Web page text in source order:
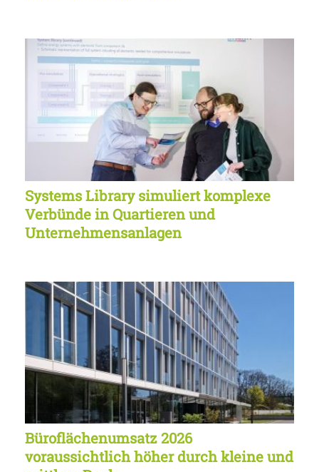
Systems Library simuliert komplexe
Verbünde in Quartieren und
Unternehmensanlagen
Büroflächenumsatz 2026
voraussichtlich höher durch kleine und